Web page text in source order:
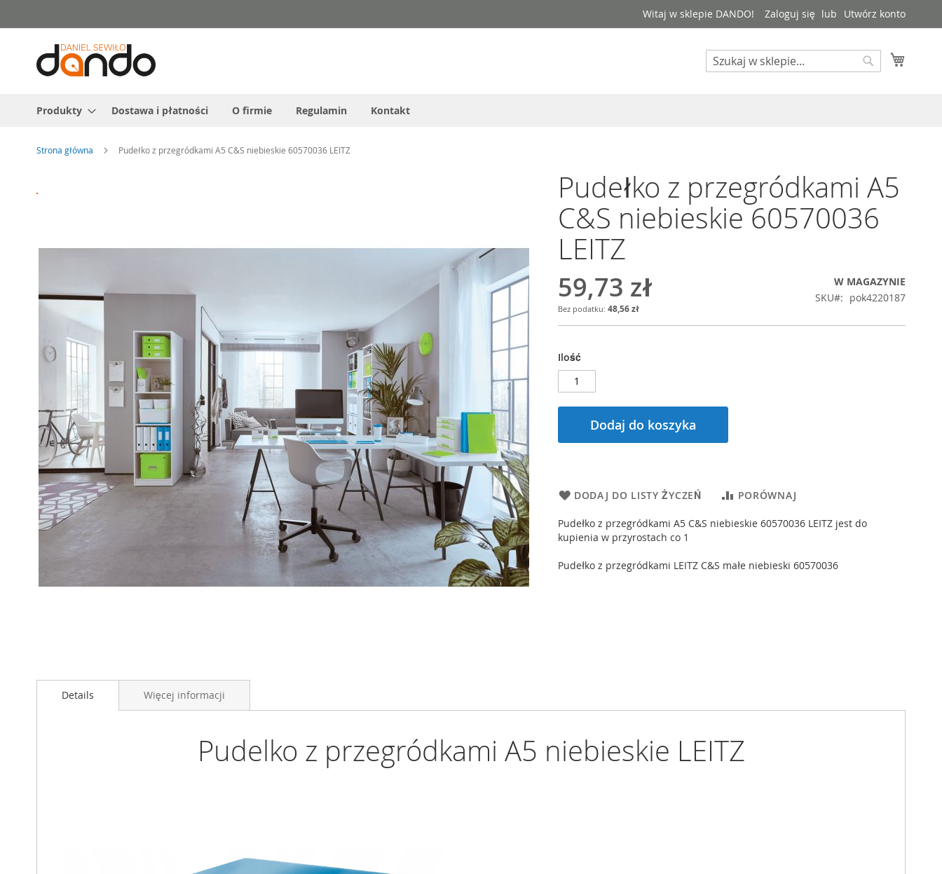
do
treści
Witaj w sklepie DANDO! Zaloguj się Utwórz konto
Search
Produkty Dostawa i płatności O firmie Regulamin Kontakt
Strona główna Pudełko z przegródkami A5 C&S niebieskie 60570036 LEITZ
na
na
początek
Pudełko z przegródkami A5
C&S niebieskie 60570036
LEITZ
59,73 zł
48,56 zł
W MAGAZYNIE
SKU
pok4220187
Ilość
Dodaj do koszyka
DODAJ DO LISTY ŻYCZEŃ PORÓWNAJ
Pudełko z przegródkami A5 C&S niebieskie 60570036 LEITZ jest do
kupienia w przyrostach co 1
Pudełko z przegródkami LEITZ C&S małe niebieski 60570036
Details
Pudelko z przegródkami A5 niebieskie LEITZ
Więcej informacji